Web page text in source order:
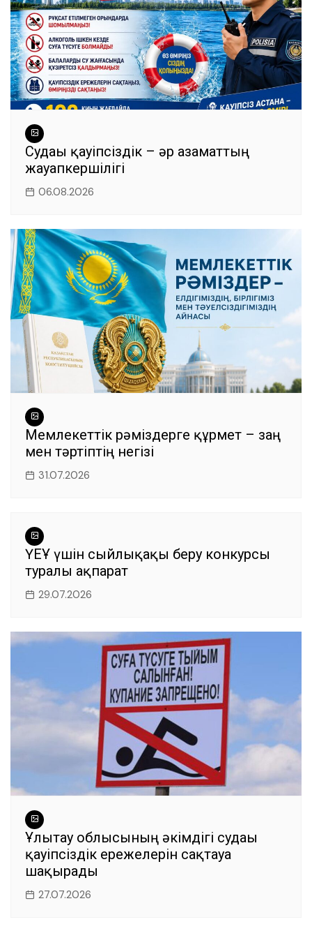
Судағы қауіпсіздік – әр азаматтың
жауапкершілігі
06.08.2026
Мемлекеттік рәміздерге құрмет – заң
мен тәртіптің негізі
31.07.2026
ҮЕҰ үшін сыйлықақы беру конкурсы
туралы ақпарат
29.07.2026
Ұлытау облысының әкімдігі судағы
қауіпсіздік ережелерін сақтауға
шақырады
27.07.2026